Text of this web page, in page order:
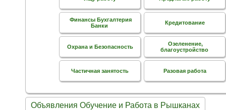
Финансы Бухгалтерия
Банки
Кредитование
Охрана и Безопасность
Озеленение,
благоустройство
Частичная занятость Разовая работа
Объявления Обучение и Работа в Рышканах